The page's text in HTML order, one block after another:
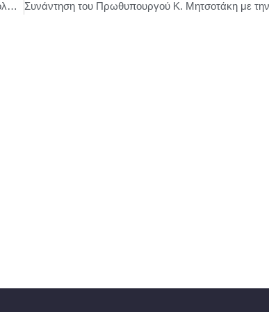
ΠΑΣΟΚ-Κ.Α : Κυρία Κεραμέως, φτάνουν τα ψέματα. Τολμήστε να αφήσετε τους τηλεοπτικούς μονολόγους και να αντιπαρατεθείτε με τον Τομεάρχη Εργασίας του ΠΑΣΟΚ